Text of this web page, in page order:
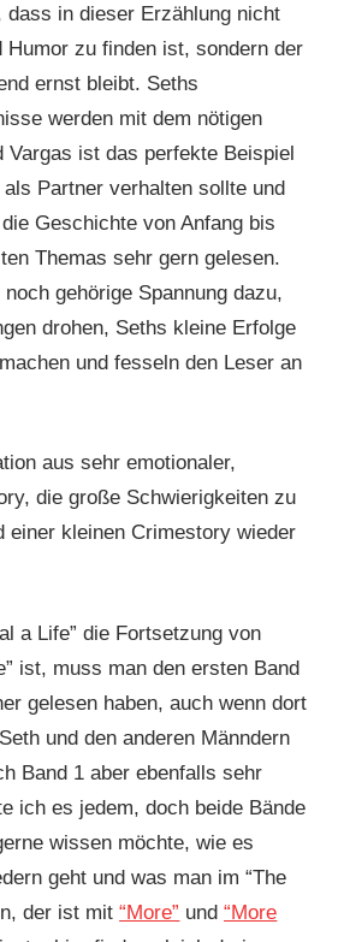
dass in dieser Erzählung nicht
zu finden ist, sondern der
ernst bleibt. Seths
werden mit dem nötigen
Vargas ist das perfekte Beispiel
Partner verhalten sollte und
Geschichte von Anfang bis
Themas sehr gern gelesen.
gehörige Spannung dazu,
drohen, Seths kleine Erfolge
und fesseln den Leser an
aus sehr emotionaler,
die große Schwierigkeiten zu
einer kleinen Crimestory wieder
a Life” die Fortsetzung von
ist, muss man den ersten Band
gelesen haben, auch wenn dort
und den anderen Männdern
Band 1 aber ebenfalls sehr
ich es jedem, doch beide Bände
wissen möchte, wie es
geht und was man im “The
der ist mit“More” und“More